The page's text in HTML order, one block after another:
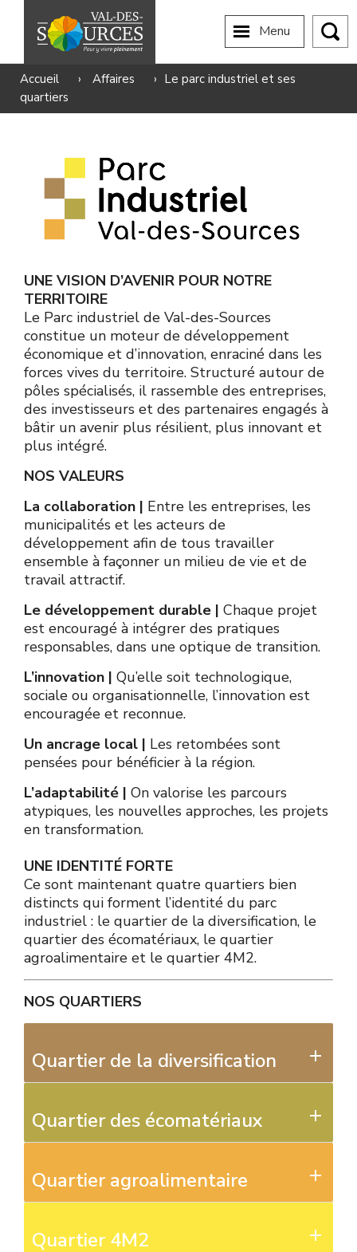
Menu
Accueil › Affaires › Le parc industriel et ses
quartiers
UNE VISION D’AVENIR POUR NOTRE
TERRITOIRE
Le Parc industriel de Val-des-Sources
constitue un moteur de développement
économique et d’innovation, enraciné dans les
forces vives du territoire. Structuré autour de
pôles spécialisés, il rassemble des entreprises,
des investisseurs et des partenaires engagés à
bâtir un avenir plus résilient, plus innovant et
plus intégré.
NOS VALEURS
La collaboration | Entre les entreprises, les
municipalités et les acteurs de
développement afin de tous travailler
ensemble à façonner un milieu de vie et de
travail attractif.
Le développement durable | Chaque projet
est encouragé à intégrer des pratiques
responsables, dans une optique de transition.
L’innovation | Qu’elle soit technologique,
sociale ou organisationnelle, l’innovation est
encouragée et reconnue.
Un ancrage local | Les retombées sont
pensées pour bénéficier à la région.
L’adaptabilité | On valorise les parcours
atypiques, les nouvelles approches, les projets
en transformation.
UNE IDENTITÉ FORTE
Ce sont maintenant quatre quartiers bien
distincts qui forment l’identité du parc
industriel : le quartier de la diversification, le
quartier des écomatériaux, le quartier
agroalimentaire et le quartier 4M2.
NOS QUARTIERS
Quartier de la diversification
Quartier des écomatériaux
Quartier agroalimentaire
Quartier 4M2